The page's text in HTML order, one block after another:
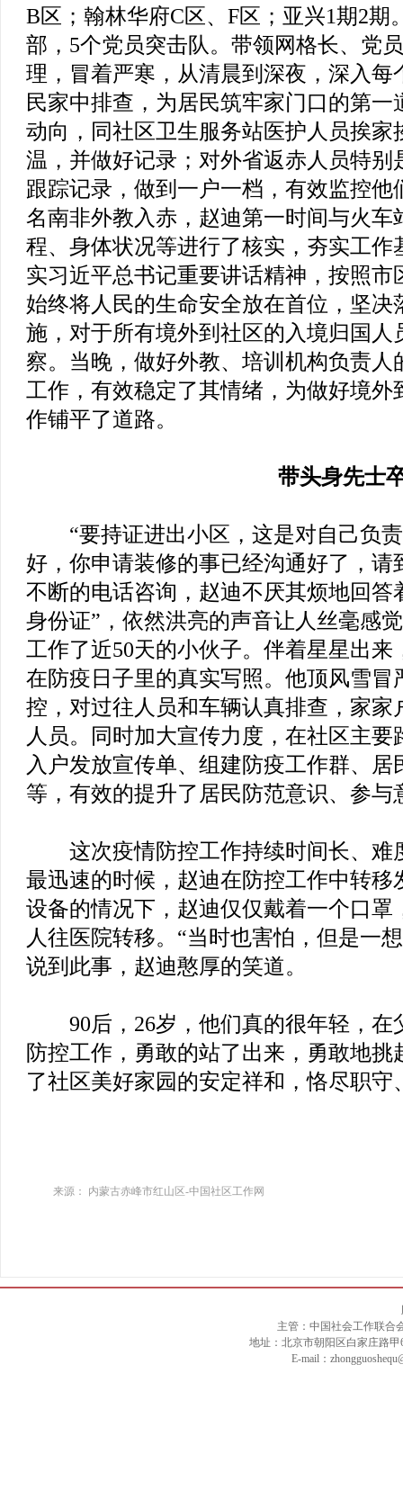
B区；翰林华府C区、F区；亚兴1期2期
部，5个党员突击队。带领网格长、党
理，冒着严寒，从清晨到深夜，深入
民家中排查，为居民筑牢家门口的第
动向，同社区卫生服务站医护人员挨
温，并做好记录；对外省返赤人员特
跟踪记录，做到一户一档，有效监控他
名南非外教入赤，赵迪第一时间与火
程、身体状况等进行了核实，夯实工作
实习近平总书记重要讲话精神，按照
始终将人民的生命安全放在首位，坚决
施，对于所有境外到社区的入境归国
察。当晚，做好外教、培训机构负责
工作，有效稳定了其情绪，为做好境
作铺平了道路。
带头身先士
“要持证进出小区，这是对自己负责
好，你申请装修的事已经沟通好了，请
不断的电话咨询，赵迪不厌其烦地回答
身份证”，依然洪亮的声音让人丝毫感
工作了近50天的小伙子。伴着星星出
在防疫日子里的真实写照。他顶风雪
控，对过往人员和车辆认真排查，家
人员。同时加大宣传力度，在社区主
入户发放宣传单、组建防疫工作群、
等，有效的提升了居民防范意识、参与
这次疫情防控工作持续时间长、难
最迅速的时候，赵迪在防控工作中转移
设备的情况下，赵迪仅仅戴着一个口
人往医院转移。“当时也害怕，但是一
说到此事，赵迪憨厚的笑道。
90后，26岁，他们真的很年轻，在
防控工作，勇敢的站了出来，勇敢地
了社区美好家园的安定祥和，恪尽职
来源： 内蒙古赤峰市红山区-中国社区工作网
主管：中国社会工作联合
地址：北京市朝阳区白家庄路
E-mail：